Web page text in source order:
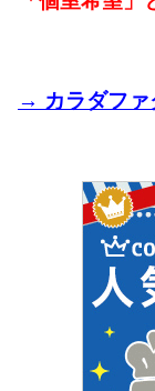
→ カラダファ